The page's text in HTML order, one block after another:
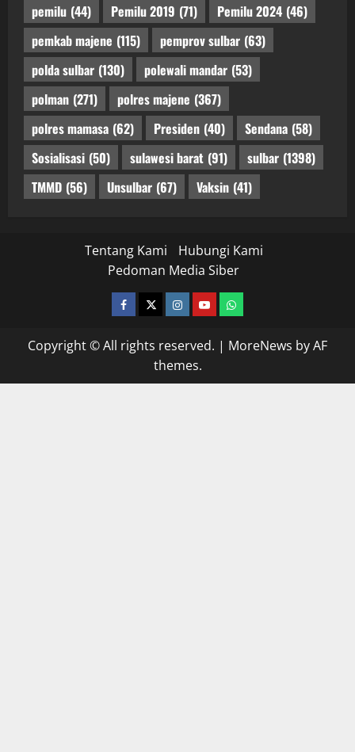
pemilu (44) Pemilu 2019 (71) Pemilu 2024 (46)
pemkab majene (115) pemprov sulbar (63)
polda sulbar (130) polewali mandar (53)
polman (271) polres majene (367)
polres mamasa (62) Presiden (40) Sendana (58)
Sosialisasi (50) sulawesi barat (91) sulbar (1398)
TMMD (56) Unsulbar (67) Vaksin (41)
Tentang Kami
Hubungi Kami
Pedoman Media Siber
facebooktwitterinstagram.com
youtubewhatsapp
Copyright © All rights reserved. | MoreNews by AF
themes.